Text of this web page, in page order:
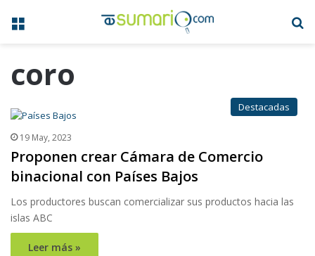
Menú
coro
Destacadas
19 May, 2023
Proponen crear Cámara de Comercio
binacional con Países Bajos
Los productores buscan comercializar sus productos hacia las
islas ABC
Leer más »